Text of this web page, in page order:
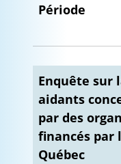
Période
Enquête sur
aidants
par des
financés par
Québec